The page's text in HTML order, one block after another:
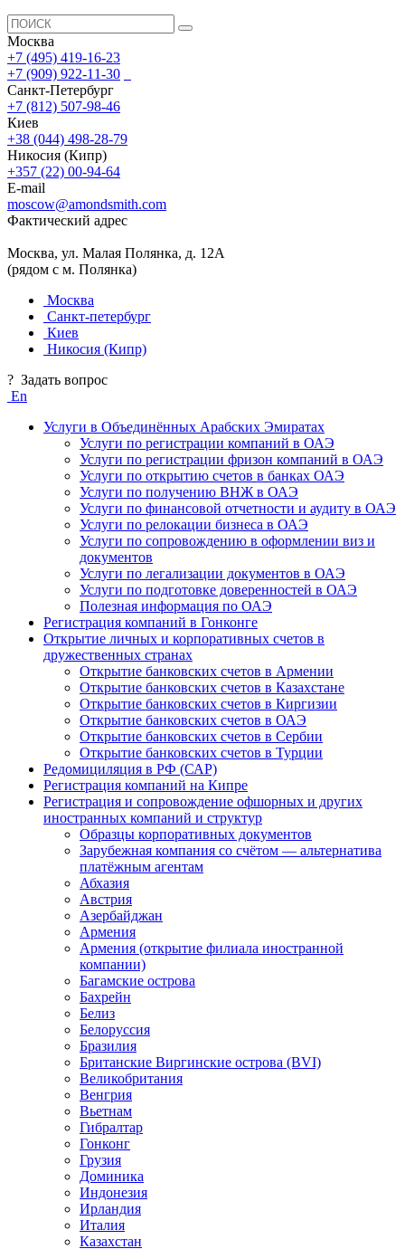
Москва
+7 (495) 419-16-23
+7 (909) 922-11-30
Санкт-Петербург
+7 (812) 507-98-46
Киев
+38 (044) 498-28-79
Никосия (Кипр)
+357 (22) 00-94-64
E-mail
moscow@amondsmith.com
Фактический адрес
Москва, ул. Малая Полянка, д. 12А
(рядом с м. Полянка)
Москва
Санкт-петербург
Киев
Никосия (Кипр)
? Задать вопрос
En
Услуги в Объединённых Арабских Эмиратах
Услуги по регистрации компаний в ОАЭ
Услуги по регистрации фризон компаний в ОАЭ
Услуги по открытию счетов в банках ОАЭ
Услуги по получению ВНЖ в ОАЭ
Услуги по финансовой отчетности и аудиту в ОАЭ
Услуги по релокации бизнеса в ОАЭ
Услуги по сопровождению в оформлении виз и
документов
Услуги по легализации документов в ОАЭ
Услуги по подготовке доверенностей в ОАЭ
Полезная информация по ОАЭ
Регистрация компаний в Гонконге
Открытие личных и корпоративных счетов в
дружественных странах
Открытие банковских счетов в Армении
Открытие банковских счетов в Казахстане
Открытие банковских счетов в Киргизии
Открытие банковских счетов в ОАЭ
Открытие банковских счетов в Сербии
Открытие банковских счетов в Турции
Редомициляция в РФ (САР)
Регистрация компаний на Кипре
Регистрация и сопровождение офшорных и других
иностранных компаний и структур
Образцы корпоративных документов
Зарубежная компания со счётом — альтернатива
платёжным агентам
Абхазия
Австрия
Азербайджан
Армения
Армения (открытие филиала иностранной
компании)
Багамские острова
Бахрейн
Белиз
Белоруссия
Бразилия
Британские Виргинские острова (BVI)
Великобритания
Венгрия
Вьетнам
Гибралтар
Гонконг
Грузия
Доминика
Индонезия
Ирландия
Италия
Казахстан